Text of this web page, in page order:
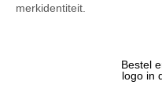
merkidentiteit.
Bestel
logo in